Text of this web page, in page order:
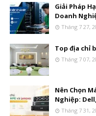
Giải Pháp
Doanh
Tháng 7 27,
Top địa chỉ
Tháng 7 07,
Nên Chọn
Nghiệp:
Tháng 7 31,